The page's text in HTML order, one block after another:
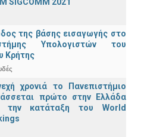
SIGCOMM 2021
της βάσης εισαγωγής στο
Υπολογιστών του
Κρήτης
χρονιά το Πανεπιστήμιο
πρώτο στην Ελλάδα
κατάταξη του World